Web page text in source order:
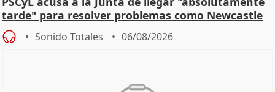
tarde" para resolver problemas como Newcastle
Sonido Totales 06/08/2026